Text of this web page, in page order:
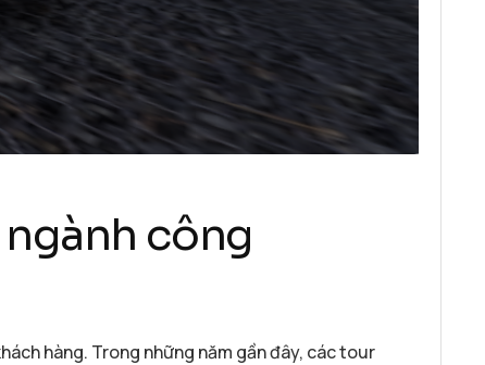
công
hàng. Trong những năm gần đây, các tour